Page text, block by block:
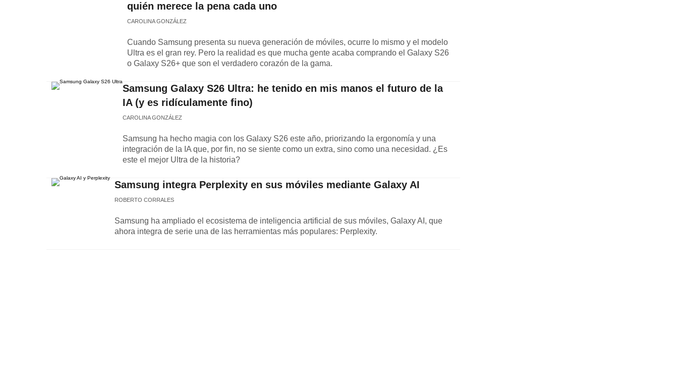
quién merece la pena cada uno
CAROLINA GONZÁLEZ
Cuando Samsung presenta su nueva generación de móviles, ocurre lo mismo y el modelo
Ultra es el gran rey. Pero la realidad es que mucha gente acaba comprando el Galaxy S26
o Galaxy S26+ que son el verdadero corazón de la gama.
Samsung Galaxy S26 Ultra: he tenido en mis manos el futuro de la
IA (y es ridículamente fino)
CAROLINA GONZÁLEZ
Samsung ha hecho magia con los Galaxy S26 este año, priorizando la ergonomía y una
integración de la IA que, por fin, no se siente como un extra, sino como una necesidad. ¿Es
este el mejor Ultra de la historia?
Samsung integra Perplexity en sus móviles mediante Galaxy AI
ROBERTO CORRALES
Samsung ha ampliado el ecosistema de inteligencia artificial de sus móviles, Galaxy AI, que
ahora integra de serie una de las herramientas más populares: Perplexity.